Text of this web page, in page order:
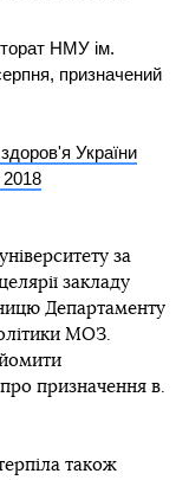
НМУ ім.
призначений
України
за
закладу
Департаменту
МОЗ.
призначення в.
також